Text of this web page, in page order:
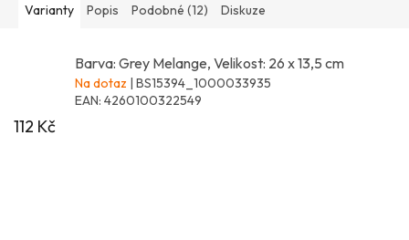
Varianty Popis Podobné (12) Diskuze
Barva: Grey Melange, Velikost: 26 x 13,5 cm
Na dotaz | BS15394_1000033935
EAN: 4260100322549
112 Kč